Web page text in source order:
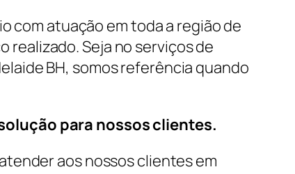
com atuação em toda a região de
realizado. Seja no serviços de
BH, somos referência quando
para nossos clientes.
aos nossos clientes em